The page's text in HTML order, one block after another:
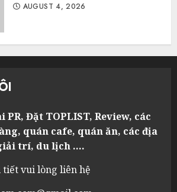
AUGUST 4, 2026
PR, Đặt TOPLIST, Review, các
quán cafe, quán ăn, các địa
trí, du lịch ….
vui lòng liên hệ